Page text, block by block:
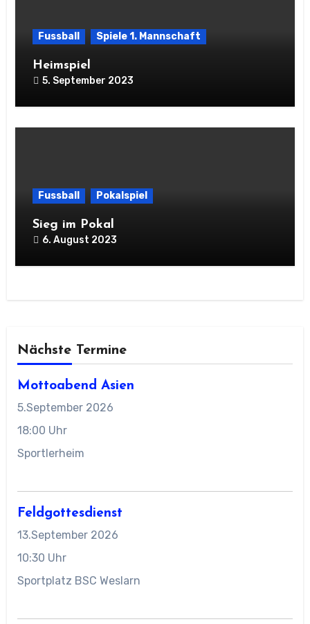
Fussball Spiele 1. Mannschaft
Heimspiel
5. September 2023
Fussball Pokalspiel
Sieg im Pokal
6. August 2023
Nächste Termine
Mottoabend Asien
5.September 2026
18:00 Uhr
Sportlerheim
Feldgottesdienst
13.September 2026
10:30 Uhr
Sportplatz BSC Weslarn